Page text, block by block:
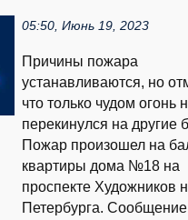
05:50, Июнь 19, 2023
Причины пожара
устанавливаются, но
что только чудом огонь
перекинулся на другие
Пожар произошел на
квартиры дома №18 на
проспекте Художников
Петербурга.